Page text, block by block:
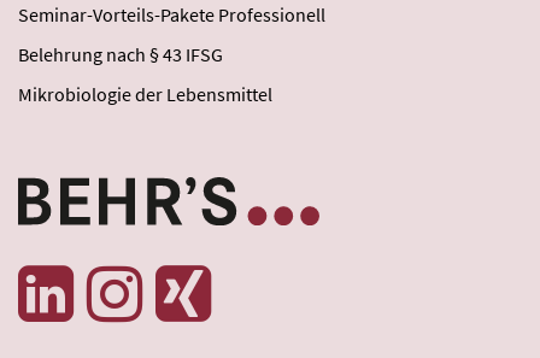
Seminar-Vorteils-Pakete Professionell
Belehrung nach § 43 IFSG
Mikrobiologie der Lebensmittel